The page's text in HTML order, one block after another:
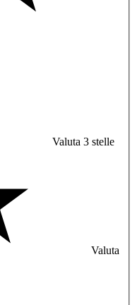
Valuta 3 stelle
Valuta